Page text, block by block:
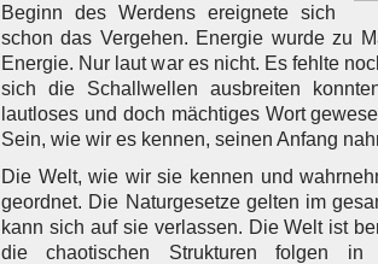
Beginn des Werdens ereignete sich
schon das Vergehen. Energie wurde zu
Energie. Nur laut war es nicht. Es fehlte
sich die Schallwellen ausbreiten
lautloses und doch mächtiges Wort
Sein, wie wir es kennen, seinen Anfang
Die Welt, wie wir sie kennen und
geordnet. Die Naturgesetze gelten im
kann sich auf sie verlassen. Die Welt ist
die chaotischen Strukturen folgen